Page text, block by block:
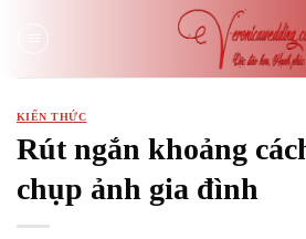
KIẾN THỨC
Rút ngắn khoảng
chụp ảnh gia đình